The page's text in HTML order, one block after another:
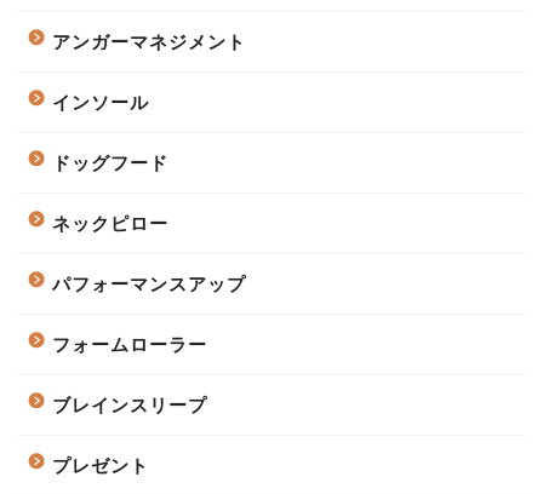
アンガーマネジメント
インソール
ドッグフード
ネックピロー
パフォーマンスアップ
フォームローラー
ブレインスリープ
プレゼント